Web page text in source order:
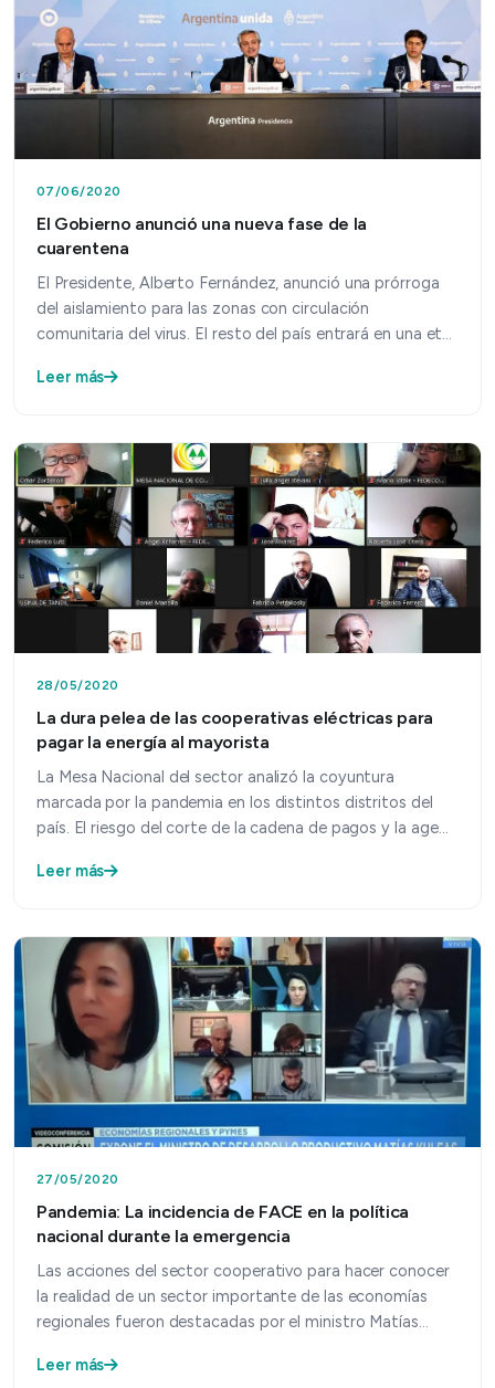
07/06/2020
El Gobierno anunció una nueva fase de la
cuarentena
El Presidente, Alberto Fernández, anunció una prórroga
del aislamiento para las zonas con circulación
comunitaria del virus. El resto del país entrará en una et…
Leer más
28/05/2020
La dura pelea de las cooperativas eléctricas para
pagar la energía al mayorista
La Mesa Nacional del sector analizó la coyuntura
marcada por la pandemia en los distintos distritos del
país. El riesgo del corte de la cadena de pagos y la age…
Leer más
27/05/2020
Pandemia: La incidencia de FACE en la política
nacional durante la emergencia
Las acciones del sector cooperativo para hacer conocer
la realidad de un sector importante de las economías
regionales fueron destacadas por el ministro Matías…
Leer más